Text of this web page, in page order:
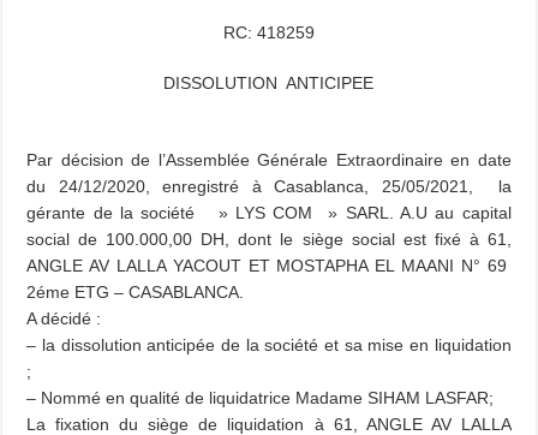
RC: 418259
DISSOLUTION ANTICIPEE
Par décision de l’Assemblée Générale Extraordinaire en date
du 24/12/2020, enregistré à Casablanca, 25/05/2021, la
gérante de la société » LYS COM » SARL. A.U au capital
social de 100.000,00 DH, dont le siège social est fixé à 61,
ANGLE AV LALLA YACOUT ET MOSTAPHA EL MAANI N° 69
2éme ETG – CASABLANCA.
A décidé :
– la dissolution anticipée de la société et sa mise en liquidation
;
– Nommé en qualité de liquidatrice Madame SIHAM LASFAR;
La fixation du siège de liquidation à 61, ANGLE AV LALLA